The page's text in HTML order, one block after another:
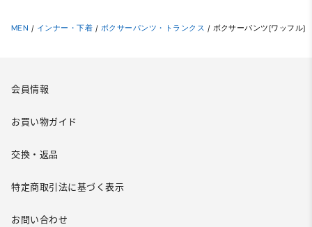
MEN / インナー・下着 / ボクサーパンツ・トランクス / ボクサーパンツ(ワッフル)
会員情報
お買い物ガイド
交換・返品
特定商取引法に基づく表示
お問い合わせ